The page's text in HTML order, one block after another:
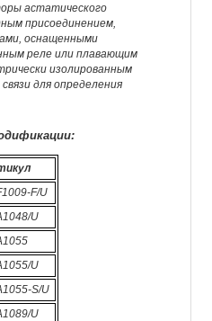
астатического
присоединением,
оснащенными
реле или плавающим
изолированным
для определения
F/U
U
U
S/U
U